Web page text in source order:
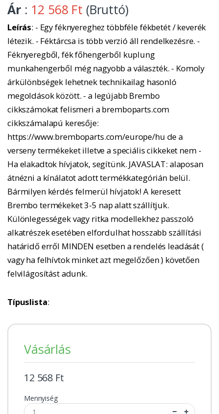
Ár : 12 568 Ft (Bruttó)
Leírás: - Egy féknyereghez többféle fékbetét / keverék
létezik. - Féktárcsa is több verzió áll rendelkezésre. -
Féknyeregből, fék főhengerből kuplung
munkahengerből még nagyobb a választék. - Komoly
árkülönbségek lehetnek technikailag hasonló
megoldások között. - a legújabb Brembo
cikkszámokat felismeri a bremboparts.com
cikkszámalapú keresője:
https://www.bremboparts.com/europe/hu de a
verseny termékeket illetve a speciális cikkeket nem -
Ha elakadtok hívjatok, segítünk. JAVASLAT: alaposan
átnézni a kínálatot adott termékkategórián belül.
Bármilyen kérdés felmerül hívjatok! A keresett
Brembo termékeket 3-5 nap alatt szállítjuk.
Különlegességek vagy ritka modellekhez passzoló
alkatrészek esetében elfordulhat hosszabb szállítási
határidő erről MINDEN esetben a rendelés leadását (
vagy ha felhívtok minket azt megelőzően ) követően
felvilágosítást adunk.
Típuslista:
Vásárlás
12 568 Ft
Mennyiség